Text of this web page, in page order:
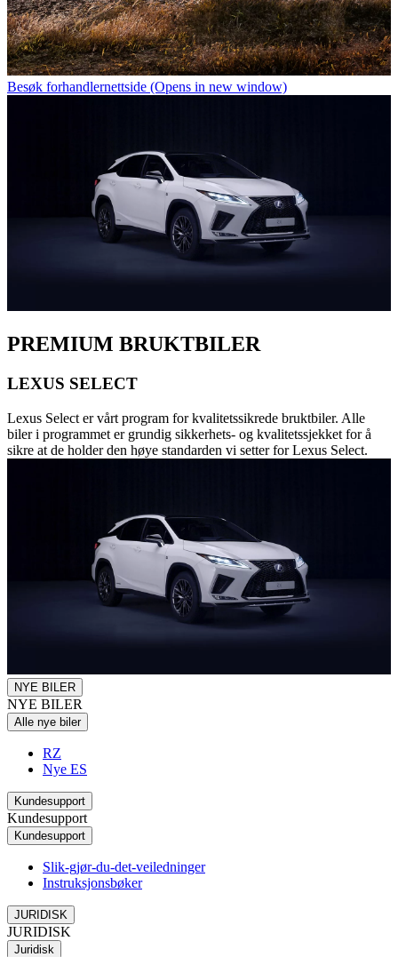
Besøk forhandlernettside (Opens in new window)
PREMIUM BRUKTBILER
LEXUS SELECT
Lexus Select er vårt program for kvalitetssikrede bruktbiler. Alle
biler i programmet er grundig sikkerhets- og kvalitetssjekket for å
sikre at de holder den høye standarden vi setter for Lexus Select.
NYE BILER
NYE BILER
Alle nye biler
RZ
Nye ES
Kundesupport
Kundesupport
Kundesupport
Slik-gjør-du-det-veiledninger
Instruksjonsbøker
JURIDISK
JURIDISK
Juridisk